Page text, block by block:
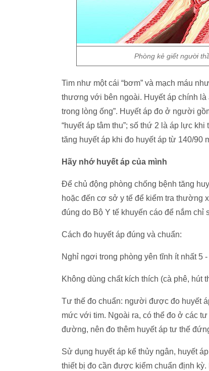
Phòng kẻ giết người
Tim như một cái “bơm” và mạch máu
thương với bên ngoài. Huyết áp chính
trong lòng ống”. Huyết áp đo ở người
“huyết áp tâm thu”; số thứ 2 là áp lực
tăng huyết áp khi đo huyết áp từ 140/90
Hãy nhớ huyết áp của mình
Để chủ động phòng chống bệnh tăng
hoặc đến cơ sở y tế để kiểm tra thường
đúng do Bộ Y tế khuyến cáo để nắm chỉ
Cách đo huyết áp đúng và chuẩn:
Nghỉ ngơi trong phòng yên tĩnh ít nhất 5
Không dùng chất kích thích (cà phê, hút
Tư thế đo chuẩn: người được đo huyết
mức với tim. Ngoài ra, có thể đo ở các
đường, nên đo thêm huyết áp tư thế
Sử dụng huyết áp kế thủy ngân, huyết
thiết bị đo cần được kiểm chuẩn định